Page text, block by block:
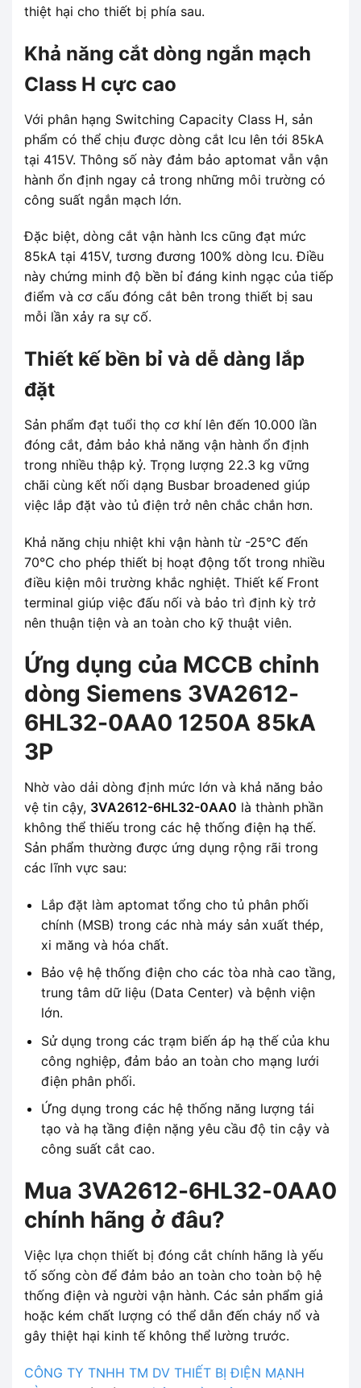
thiệt hại cho thiết bị phía sau.
Khả năng cắt dòng ngắn mạch
Class H cực cao
Với phân hạng Switching Capacity Class H, sản
phẩm có thể chịu được dòng cắt Icu lên tới 85kA
tại 415V. Thông số này đảm bảo aptomat vẫn vận
hành ổn định ngay cả trong những môi trường có
công suất ngắn mạch lớn.
Đặc biệt, dòng cắt vận hành Ics cũng đạt mức
85kA tại 415V, tương đương 100% dòng Icu. Điều
này chứng minh độ bền bỉ đáng kinh ngạc của tiếp
điểm và cơ cấu đóng cắt bên trong thiết bị sau
mỗi lần xảy ra sự cố.
Thiết kế bền bỉ và dễ dàng lắp
đặt
Sản phẩm đạt tuổi thọ cơ khí lên đến 10.000 lần
đóng cắt, đảm bảo khả năng vận hành ổn định
trong nhiều thập kỷ. Trọng lượng 22.3 kg vững
chãi cùng kết nối dạng Busbar broadened giúp
việc lắp đặt vào tủ điện trở nên chắc chắn hơn.
Khả năng chịu nhiệt khi vận hành từ -25°C đến
70°C cho phép thiết bị hoạt động tốt trong nhiều
điều kiện môi trường khắc nghiệt. Thiết kế Front
terminal giúp việc đấu nối và bảo trì định kỳ trở
nên thuận tiện và an toàn cho kỹ thuật viên.
Ứng dụng của MCCB chỉnh
dòng Siemens 3VA2612-
6HL32-0AA0 1250A 85kA
3P
Nhờ vào dải dòng định mức lớn và khả năng bảo
vệ tin cậy, 3VA2612-6HL32-0AA0 là thành phần
không thể thiếu trong các hệ thống điện hạ thế.
Sản phẩm thường được ứng dụng rộng rãi trong
các lĩnh vực sau:
Lắp đặt làm aptomat tổng cho tủ phân phối
chính (MSB) trong các nhà máy sản xuất thép,
xi măng và hóa chất.
Bảo vệ hệ thống điện cho các tòa nhà cao tầng,
trung tâm dữ liệu (Data Center) và bệnh viện
lớn.
Sử dụng trong các trạm biến áp hạ thế của khu
công nghiệp, đảm bảo an toàn cho mạng lưới
điện phân phối.
Ứng dụng trong các hệ thống năng lượng tái
tạo và hạ tầng điện nặng yêu cầu độ tin cậy và
công suất cắt cao.
Mua 3VA2612-6HL32-0AA0
chính hãng ở đâu?
Việc lựa chọn thiết bị đóng cắt chính hãng là yếu
tố sống còn để đảm bảo an toàn cho toàn bộ hệ
thống điện và người vận hành. Các sản phẩm giả
hoặc kém chất lượng có thể dẫn đến cháy nổ và
gây thiệt hại kinh tế không thể lường trước.
CÔNG TY TNHH TM DV THIẾT BỊ ĐIỆN MẠNH